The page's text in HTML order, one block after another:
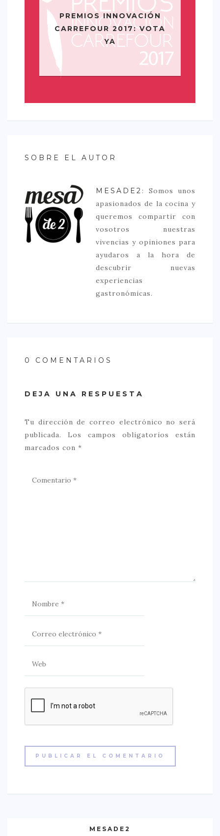
PREMIOS INNOVACIÓN
CARREFOUR 2017: VOTA
YA
SOBRE EL AUTOR
MESADE2: Somos unos
apasionados de la cocina y
queremos compartir con
vosotros nuestras
vivencias y opiniones para
ayudaros a la hora de
descubrir nuevas
experiencias
gastronómicas.
0 COMENTARIOS
DEJA UNA RESPUESTA
Tu dirección de correo electrónico no será
publicada.
Los campos obligatorios están
marcados con *
MESADE2